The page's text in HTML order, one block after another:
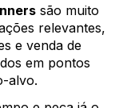
são muito
relevantes,
e venda de
em pontos
alvo.